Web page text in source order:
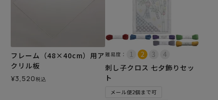
フレーム（48×40cm）用ア
クリル板
¥3,520税込
難易度：
刺し子クロス 七夕飾りセッ
ト
メール便2個まで可